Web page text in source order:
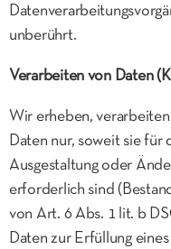
unberührt.
Verarbeiten von Daten
Wir erheben,
Daten nur, soweit sie für
Ausgestaltung oder
erforderlich sind
von Art. 6 Abs. 1 lit. b
Daten zur Erfüllung